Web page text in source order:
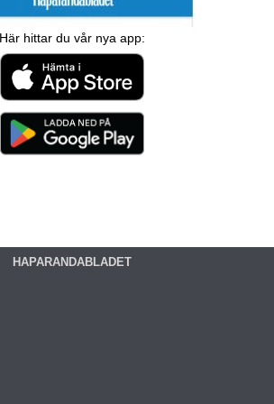
Här hittar du vår nya app:
HAPARANDABLADET